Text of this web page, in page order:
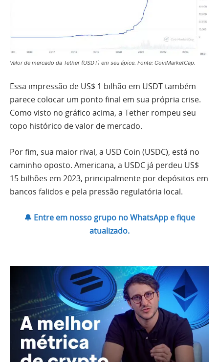
Valor de mercado da Tether (USDT) em seu ápice. Fonte: CoinMarketCap.
Essa impressão de US$ 1 bilhão em USDT também
parece colocar um ponto final em sua própria crise.
Como visto no gráfico acima, a Tether rompeu seu
topo histórico de valor de mercado.
Por fim, sua maior rival, a USD Coin (USDC), está no
caminho oposto. Americana, a USDC já perdeu US$
15 bilhões em 2023, principalmente por depósitos em
bancos falidos e pela pressão regulatória local.
🔔 Entre em nosso grupo no WhatsApp e fique
atualizado.